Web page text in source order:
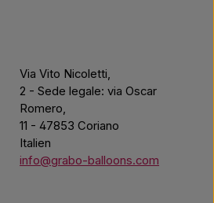
Via Vito Nicoletti,
2 - Sede legale: via Oscar
Romero,
11 - 47853 Coriano
Italien
info@grabo-balloons.com